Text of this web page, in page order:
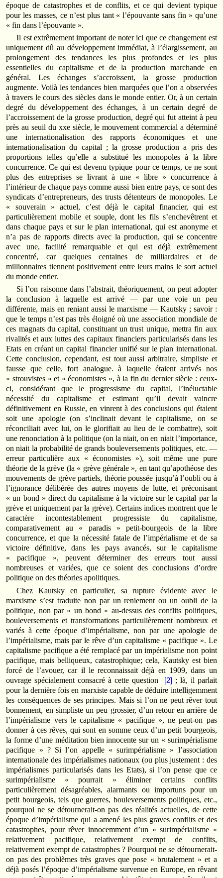
époque de catastrophes et de conflits, et ce qui devient typique
pour les masses, ce n’est plus tant « l’épouvante sans fin » qu’une
« fin dans l’épouvante ».
Il est extrêmement important de noter ici que ce changement est
uniquement dû au développement immédiat, à l’élargissement, au
prolongement des tendances les plus profondes et les plus
essentielles du capitalisme et de la production marchande en
général. Les échanges s’accroissent, la grosse production
augmente. Voilà les tendances bien marquées que l’on a observées
à travers le cours des siècles dans le monde entier. Or, à un certain
degré du développement des échanges, à un certain degré de
l’accroissement de la grosse production, degré qui fut atteint à peu
près au seuil du xxe siècle, le mouvement commercial a déterminé
une internationalisation des rapports économiques et une
internationalisation du capital ; la grosse production a pris des
proportions telles qu’elle a substitué les monopoles à la libre
concurrence. Ce qui est devenu typique pour ce temps, ce ne sont
plus des entreprises se livrant à une « libre » concurrence à
l’intérieur de chaque pays comme aussi bien entre pays, ce sont des
syndicats d’entrepreneurs, des trusts détenteurs de monopoles. Le
« souverain » actuel, c’est déjà le capital financier, qui est
particulièrement mobile et souple, dont les fils s’enchevêtrent et
dans chaque pays et sur le plan international, qui est anonyme et
n’a pas de rapports directs avec la production, qui se concentre
avec une, facilité remarquable et qui est déjà extrêmement
concentré, car quelques centaines de milliardaires et de
millionnaires tiennent positivement entre leurs mains le sort actuel
du monde entier.
Si l’on raisonne dans l’abstrait, théoriquement, on peut adopter
la conclusion à laquelle est arrivé — par une voie un peu
différente, mais en reniant aussi le marxisme — Kautsky ; savoir :
que le temps n’est pas très éloigné où une association mondiale de
ces magnats du capital, constituant un trust unique, mettra fin aux
rivalités et aux luttes des capitaux financiers particularisés dans les
Etats en créant un capital financier unifié sur le plan international.
Cette conclusion, cependant, est tout aussi arbitraire, simpliste et
fausse que celle, fort analogue. à laquelle étaient arrivés nos
« strouvistes » et « économistes », à la fin du dernier siècle : ceux-
ci, considérant que le progressisme du capital, l’inéluctable
nécessité du capitalisme et estimant qu’il devait vaincre
définitivement en Russie, en vinrent à des conclusions qui étaient
soit une apologie (on s’inclinait devant le capitalisme, on se
réconciliait avec lui, on le glorifiait au lieu de le combattre), soit
une renonciation à la politique (on la niait, on en niait l’importance,
on niait la probabilité de grands bouleversements politiques, etc. —
erreur particulière aux « économistes »), soit même une pure
théorie de la grève (la « grève générale », en tant qu’apothéose des
mouvements de grève partiels, théorie poussée jusqu’à l’oubli ou à
l’ignorance délibérée des autres moyens de lutte, et préconisant
« un bond » direct du capitalisme à la victoire sur le capital par la
grève et uniquement par la grève). Certains indices montrent que le
caractère incontestablement progressiste du capitalisme,
comparativement au « paradis » petit-bourgeois de la libre
concurrence, et que la nécessité fatale de l’impérialisme et de sa
victoire définitive, dans les pays avancés, sur le capitalisme
« pacifique », peuvent déterminer des erreurs tout aussi
nombreuses et variées, que ce soient des conclusions d’ordre
politique on des théories apolitiques.
Chez Kautsky en particulier, sa rupture évidente avec le
marxisme s’est traduite non par un reniement ou un oubli de la
politique, non par « un bond » au-dessus des conflits politiques,
bouleversements et transformations particulièrement nombreux et
variés à cette époque d’impérialisme, non par une apologie de
l’impérialisme, mais par le rêve d’un capitalisme « pacifique ». Le
capitalisme pacifique a été remplacé par un impérialisme non point
pacifique, mais belliqueux, catastrophique; cela, Kautsky est bien
forcé de l’avouer, car il le reconnaissait déjà en 1909, dans un
ouvrage spécialement consacré à cette question
[2]; là, il parlait
pour la dernière fois en marxiste capable de déduire intelligemment
les conséquences de ses principes. Mais si l’on ne peut rêver tout
bonnement, en simpliste un peu grossier, d’un retour en arrière de
l’impérialisme vers le capitalisme « pacifique », ne peut-on pas
donner à ces rêves, qui sont en somme ceux d’un petit bourgeois,
la forme d’une méditation bien innocente sur un « surimpérialisme
pacifique » ? Si l’on appelle « surimpérialisme » l’association
internationale des impérialismes nationaux (ou plus justement : des
impérialismes particularisés dans les Etats), si l’on pense que ce
surimpérialisme « pourrait » éliminer certains conflits
particulièrement désagréables, alarmants ou importuns pour un
petit bourgeois, tels que guerres, bouleversements politiques, etc.,
pourquoi ne se détournerait-on pas des réalités actuelles, de cette
époque d’impérialisme qui a amené les plus graves conflits et des
catastrophes, pour rêver innocemment d’un « surimpérialisme »
relativement pacifique, relativement exempt de conflits,
relativement exempt de catastrophes ? Pourquoi ne se détournerait-
on pas des problèmes très graves que pose « brutalement » et a
déjà posés l’époque d’impérialisme survenue en Europe, en rêvant